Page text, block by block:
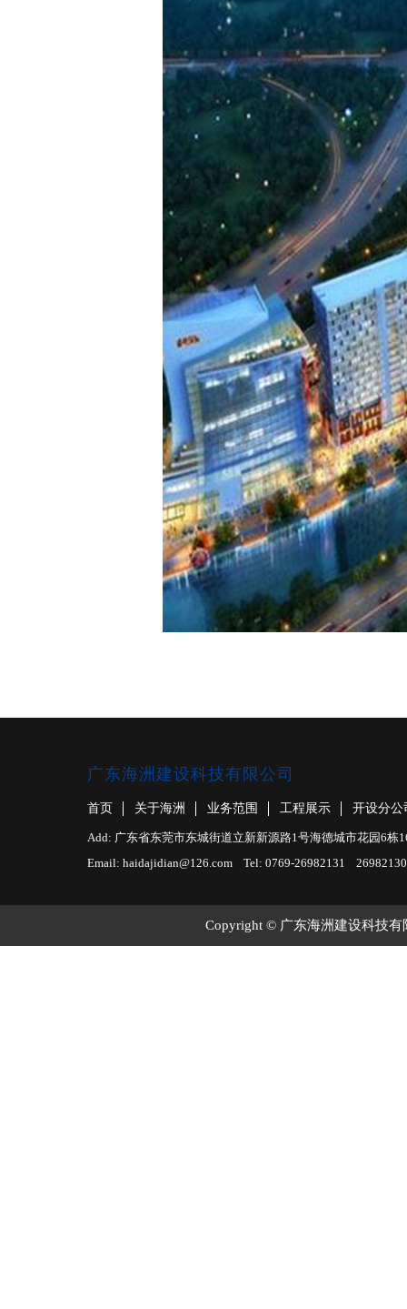
广东海洲建设科技有限公司
首页 关于海洲 业务范围 工程展示 开设分公
Add: 广东省东莞市东城街道立新新源路1号海德城市花园6栋
Email: haidajidian@126.com Tel: 0769-26982131 26982130
Copyright © 广东海洲建设科技有